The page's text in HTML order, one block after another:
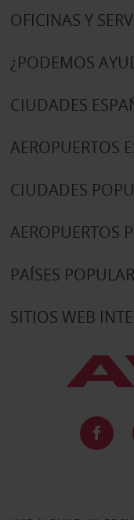
OFICINAS Y
¿PODEMOS
CIUDADES
AEROPUERTOS
CIUDADES
AEROPUERTOS
PAÍSES
SITIOS WEB